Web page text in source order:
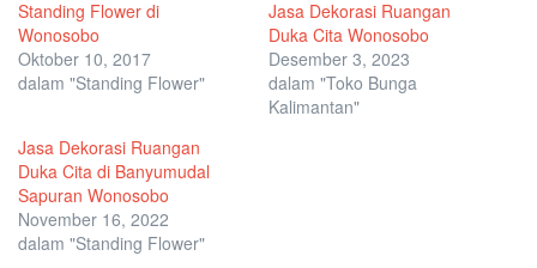
Standing Flower di
Wonosobo
Oktober 10, 2017
dalam "Standing Flower"
Jasa Dekorasi Ruangan
Duka Cita Wonosobo
Desember 3, 2023
dalam "Toko Bunga
Kalimantan"
Jasa Dekorasi Ruangan
Duka Cita di Banyumudal
Sapuran Wonosobo
November 16, 2022
dalam "Standing Flower"